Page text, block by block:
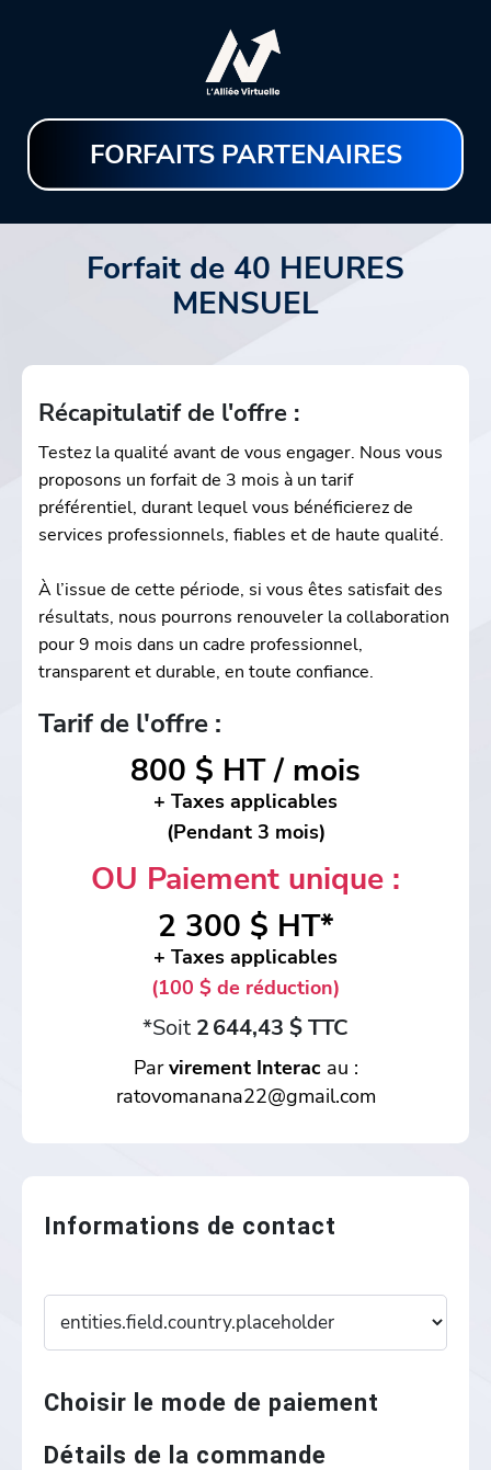
FORFAITS PARTENAIRES
Forfait de 40 HEURES
MENSUEL
Récapitulatif de l'offre :
Testez la qualité avant de vous engager. Nous vous
proposons un forfait de 3 mois à un tarif
préférentiel, durant lequel vous bénéficierez de
services professionnels, fiables et de haute qualité.
À l’issue de cette période, si vous êtes satisfait des
résultats, nous pourrons renouveler la collaboration
pour 9 mois dans un cadre professionnel,
transparent et durable, en toute confiance.
Tarif de l'offre :
800 $ HT / mois
+ Taxes applicables
(Pendant 3 mois)
OU Paiement unique :
2 300 $ HT*
+ Taxes applicables
(100 $ de réduction)
*Soit 2 644,43 $ TTC
Parvirement Interac au :
ratovomanana22@gmail.com
Informations de contact
Choisir le mode de paiement
Détails de la commande